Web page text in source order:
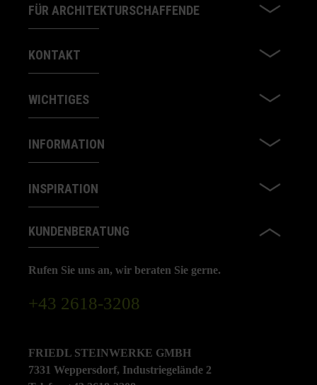
FÜR ARCHITEKTURSCHAFFENDE
KONTAKT
WICHTIGES
INFORMATION
INSPIRATION
KUNDENBERATUNG
Rufen Sie uns an, wir beraten Sie gerne.
+43 2618-3208
FRIEDL STEINWERKE GMBH
7331 Weppersdorf, Industriegelände 2